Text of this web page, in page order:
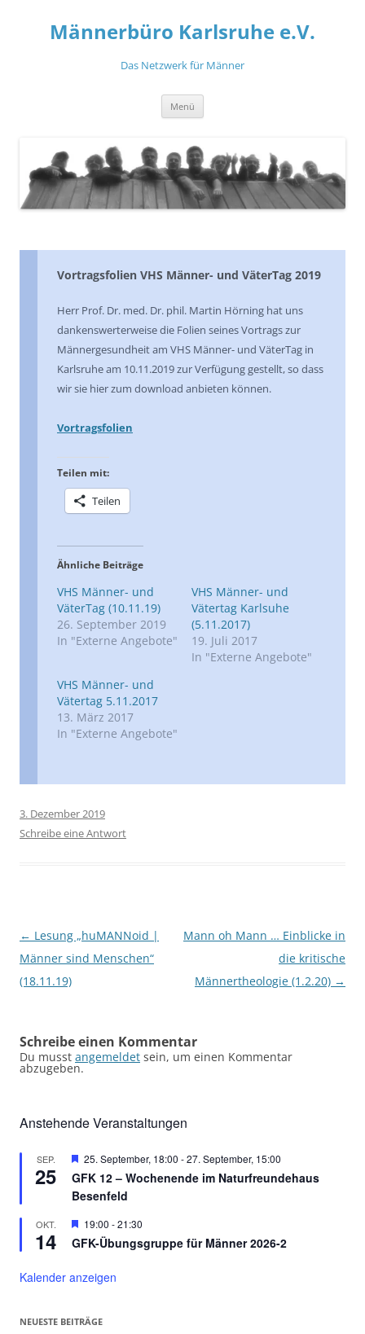
springenMännerbüro Karlsruhe e.V.
Das Netzwerk für Männer
Menü
Vortragsfolien VHS Männer- und VäterTag 2019
Herr Prof. Dr. med. Dr. phil. Martin Hörning hat uns
dankenswerterweise die Folien seines Vortrags zur
Männergesundheit am VHS Männer- und VäterTag in
Karlsruhe am 10.11.2019 zur Verfügung gestellt, so dass
wir sie hier zum download anbieten können.
Vortragsfolien
Teilen mit:
Teilen
Ähnliche Beiträge
VHS Männer- und
VäterTag (10.11.19)
26. September 2019
In "Externe Angebote"
VHS Männer- und
Vätertag Karlsuhe
(5.11.2017)
19. Juli 2017
In "Externe Angebote"
VHS Männer- und
Vätertag 5.11.2017
13. März 2017
In "Externe Angebote"
3. Dezember 2019
Schreibe eine Antwort
Beitragsnavigation
← Lesung „huMANNoid |
Männer sind Menschen“
(18.11.19)
Mann oh Mann … Einblicke in
die kritische
Männertheologie (1.2.20) →
Schreibe einen Kommentar
Du musst angemeldet sein, um einen Kommentar
abzugeben.
Anstehende Veranstaltungen
SEP.
25
Hervorgehoben
25. September, 18:00 -27. September, 15:00
GFK 12 – Wochenende im Naturfreundehaus
Besenfeld
OKT.
14
Hervorgehoben
19:00 -21:30
GFK-Übungsgruppe für Männer 2026-2
Kalender anzeigen
NEUESTE BEITRÄGE